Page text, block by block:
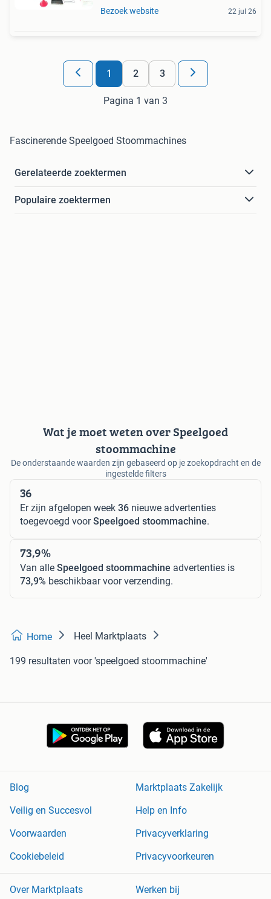
Bezoek website 22 jul 26
1 2 3
Pagina 1 van 3
Fascinerende Speelgoed Stoommachines
Gerelateerde zoektermen
Populaire zoektermen
Wat je moet weten over Speelgoed
stoommachine
De onderstaande waarden zijn gebaseerd op je zoekopdracht en de
ingestelde filters
36
Er zijn afgelopen week 36 nieuwe advertenties
toegevoegd voorSpeelgoed stoommachine.
73,9%
Van alle Speelgoed stoommachine advertenties is
73,9% beschikbaar voor verzending.
Home Heel Marktplaats
199 resultaten voor 'speelgoed stoommachine'
Blog
Marktplaats Zakelijk
Veilig en Succesvol
Help en Info
Voorwaarden
Privacyverklaring
Cookiebeleid
Privacyvoorkeuren
Over Marktplaats Werken bij